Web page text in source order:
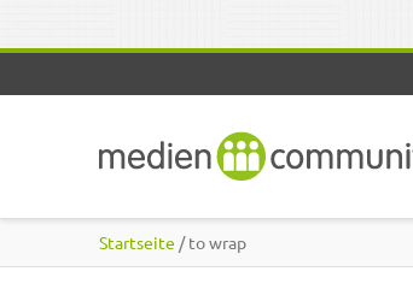
Startseite / to wrap